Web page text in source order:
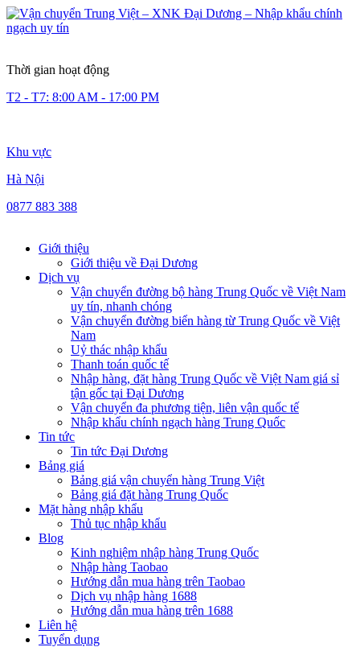
Thời gian hoạt động
T2 - T7: 8:00 AM - 17:00 PM
Khu vực
Hà Nội
0877 883 388
Giới thiệu
Giới thiệu về Đại Dương
Dịch vụ
Vận chuyển đường bộ hàng Trung Quốc về Việt Nam
uy tín, nhanh chóng
Vận chuyển đường biển hàng từ Trung Quốc về Việt
Nam
Uỷ thác nhập khẩu
Thanh toán quốc tế
Nhập hàng, đặt hàng Trung Quốc về Việt Nam giá sỉ
tận gốc tại Đại Dương
Vận chuyển đa phương tiện, liên vận quốc tế
Nhập khẩu chính ngạch hàng Trung Quốc
Tin tức
Tin tức Đại Dương
Bảng giá
Bảng giá vận chuyển hàng Trung Việt
Bảng giá đặt hàng Trung Quốc
Mặt hàng nhập khẩu
Thủ tục nhập khẩu
Blog
Kinh nghiệm nhập hàng Trung Quốc
Nhập hàng Taobao
Hướng dẫn mua hàng trên Taobao
Dịch vụ nhập hàng 1688
Hướng dẫn mua hàng trên 1688
Liên hệ
Tuyển dụng